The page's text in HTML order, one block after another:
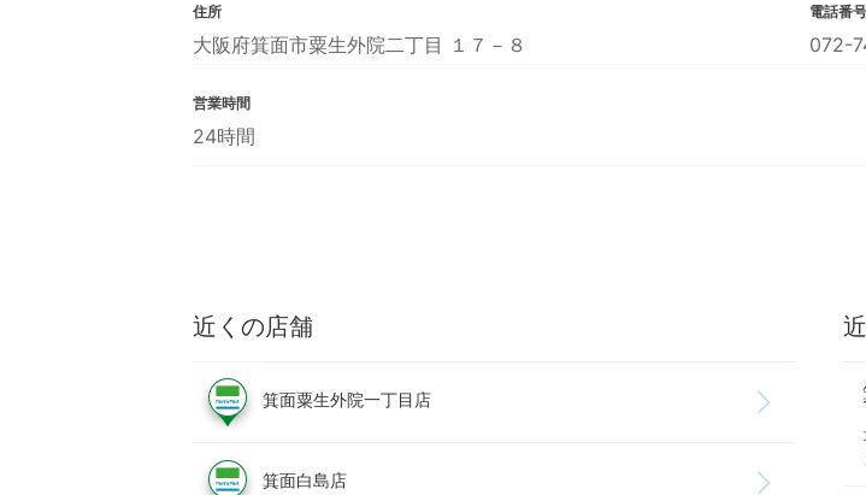
住所
大阪府箕面市粟生外院二丁目 １７－８
電話番号
072-
営業時間
24時間
近くの店舗
箕面粟生外院一丁目店
箕面白島店